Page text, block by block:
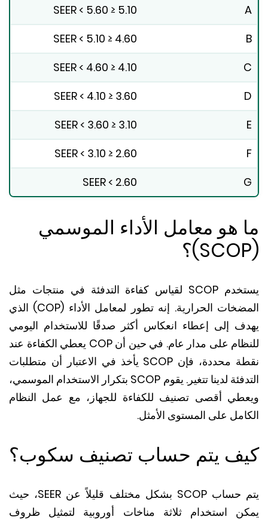
SEER < 2.60
هو معامل الأداء الموسمي
يستخدم SCOP لقياس كفاءة التدفئة في منتجات مثل
الحرارية.
إنه تطور لمعامل الأداء (COP) الذي
إلى إعطاء انعكاس أكثر صدقًا للاستخدام اليومي
على مدار عام.
في حين أن COP يعطي الكفاءة عند
نقطة محددة، فإن SCOP يأخذ في الاعتبار أن متطلبات
لدينا تتغير.
يقوم SCOP بتكرار الاستخدام الموسمي،
أقصى تصنيف للكفاءة للجهاز، مع عمل النظام
على المستوى الأمثل.
يتم حساب تصنيف سكوب؟
يتم حساب SCOP بشكل مختلف قليلاً عن SEER، حيث
استخدام ثلاثة مناخات أوروبية لتمثيل ظروف